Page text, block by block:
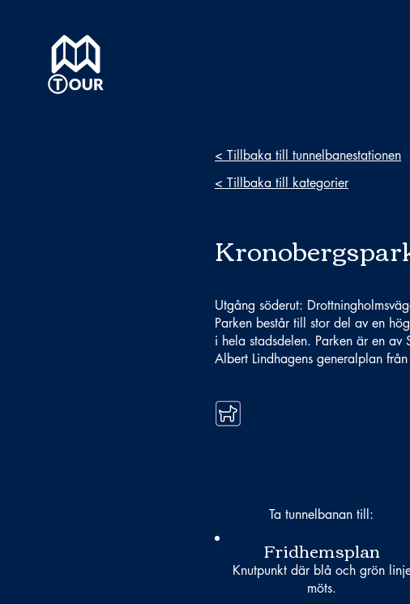
< Tillbaka till tunnelbanestationen
< Tillbaka till kategorier
Utgång söderut:
Parken består till stor del av en
i hela stadsdelen. Parken är en av
Albert Lindhagens generalplan
Ta tunnelbanan till:
Fridhemsplan
Knutpunkt där blå och grön
möts.